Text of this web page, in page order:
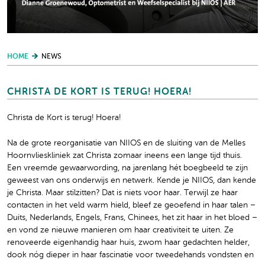
HOME NEWS
CHRISTA DE KORT IS TERUG! HOERA!
Christa de Kort is terug! Hoera!
Na de grote reorganisatie van NIIOS en de sluiting van de Melles
Hoornvlieskliniek zat Christa zomaar ineens een lange tijd thuis.
Een vreemde gewaarwording, na jarenlang hét boegbeeld te zijn
geweest van ons onderwijs en netwerk. Kende je NIIOS, dan kende
je Christa. Maar stilzitten? Dat is niets voor haar. Terwijl ze haar
contacten in het veld warm hield, bleef ze geoefend in haar talen –
Duits, Nederlands, Engels, Frans, Chinees, het zit haar in het bloed –
en vond ze nieuwe manieren om haar creativiteit te uiten. Ze
renoveerde eigenhandig haar huis, zwom haar gedachten helder,
dook nóg dieper in haar fascinatie voor tweedehands vondsten en